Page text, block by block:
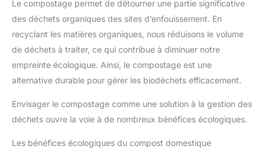
Le compostage permet de détourner une partie significative
des déchets organiques des sites d’enfouissement. En
recyclant les matières organiques, nous réduisons le volume
de déchets à traiter, ce qui contribue à diminuer notre
empreinte écologique. Ainsi, le compostage est une
alternative durable pour gérer les biodéchets efficacement.
Envisager le compostage comme une solution à la gestion des
déchets ouvre la voie à de nombreux bénéfices écologiques.
Les bénéfices écologiques du compost domestique